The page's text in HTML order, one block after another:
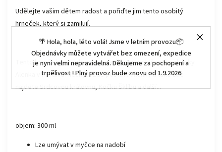
🌴 Hola, hola, léto volá! Jsme v letním provozu📦
Objednávky můžete vytvářet bez omezení, expedice
je nyní velmi nepravidelná. Děkujeme za pochopení a
trpělivost ! Plný provoz bude znovu od 1.9.2026
Udělejte vašim dětem radost a pořiďte jim tento osobitý
hrneček, který si zamilují.
Tento hrneček je zdobený postavičkami z oblíbené pohádky
Alenka v říši divů. Nechybí zde postava Alenky a také zde
najdete Srdcovou královnu, Kočku Šklíbu a další...
objem: 300 ml
Lze umývat v myčce na nadobí